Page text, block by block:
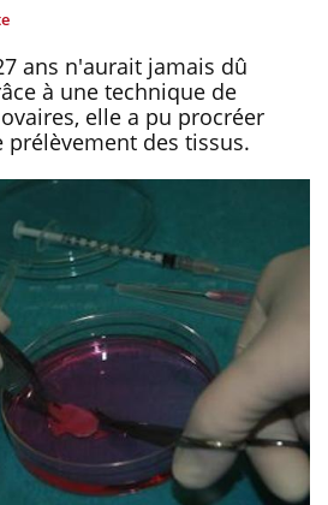
ans n'aurait jamais dû
à une technique de
elle a pu procréer
prélèvement des tissus.